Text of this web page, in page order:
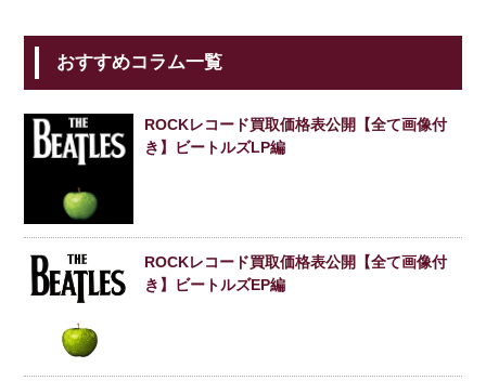
おすすめコラム一覧
ROCKレコード買取価格表公開【全て画像付
き】ビートルズLP編
ROCKレコード買取価格表公開【全て画像付
き】ビートルズEP編